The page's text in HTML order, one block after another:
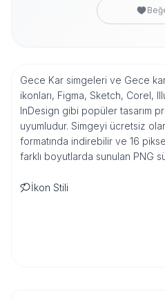
Gece Kar simgeleri ve Gece
ikonları, Figma, Sketch, Corel,
InDesign gibi popüler tasarım
uyumludur. Simgeyi ücretsiz
formatında indirebilir ve 16
farklı boyutlarda sunulan PNG
İkon Stili